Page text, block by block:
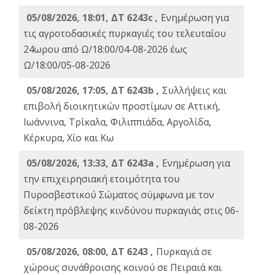
05/08/2026, 18:01, ΔΤ 6243c , Ενημέρωση για
τις αγροτοδασικές πυρκαγιές του τελευταίου
24ωρου από Ω/18:00/04-08-2026 έως
Ω/18:00/05-08-2026
05/08/2026, 17:05, ΔΤ 6243b , Συλλήψεις και
επιβολή διοικητικών προστίμων σε Αττική,
Ιωάννινα, Τρίκαλα, Φιλιππιάδα, Αργολίδα,
Κέρκυρα, Χίο και Κω
05/08/2026, 13:33, ΔΤ 6243a , Ενημέρωση για
την επιχειρησιακή ετοιμότητα του
Πυροσβεστικού Σώματος σύμφωνα με τον
δείκτη πρόβλεψης κινδύνου πυρκαγιάς στις 06-
08-2026
05/08/2026, 08:00, ΔΤ 6243 , Πυρκαγιά σε
χώρους συνάθροισης κοινού σε Πειραιά και